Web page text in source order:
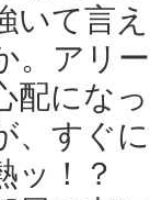
いて言
。アリ
になっ
すぐに
ッ！？